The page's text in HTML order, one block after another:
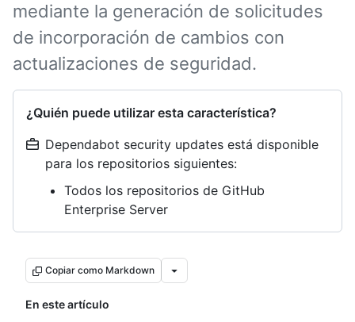
mediante la generación de solicitudes
de incorporación de cambios con
actualizaciones de seguridad.
¿Quién puede utilizar esta característica?
Dependabot security updates está disponible
para los repositorios siguientes:
Todos los repositorios de GitHub
Enterprise Server
Copiar como Markdown
En este artículo